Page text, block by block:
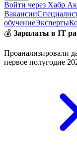
Войти через Хабр
Вакансии
обучениеЭксперты
💰 Зарплаты в IT
Проанализировали
первое полугодие